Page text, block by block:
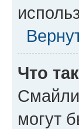
Что
могут